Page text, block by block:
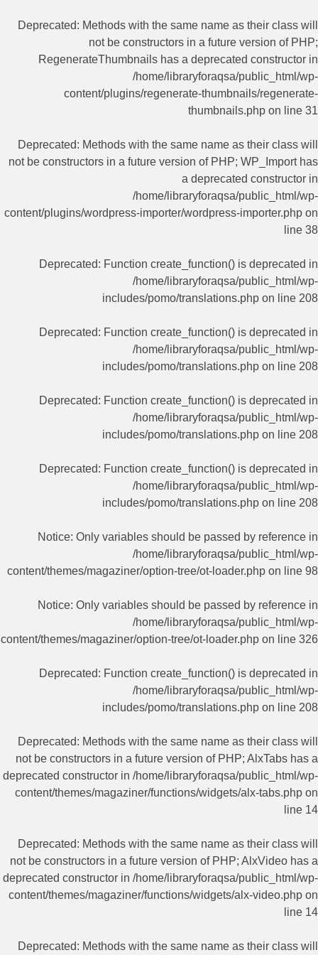
Deprecated: Methods with the same name as their class will
not be constructors in a future version of PHP;
RegenerateThumbnails has a deprecated constructor in
/home/libraryforaqsa/public_html/wp-
content/plugins/regenerate-thumbnails/regenerate-
thumbnails.php on line 31
Deprecated: Methods with the same name as their class will
not be constructors in a future version of PHP; WP_Import has
a deprecated constructor in
/home/libraryforaqsa/public_html/wp-
content/plugins/wordpress-importer/wordpress-importer.php on
line 38
Deprecated: Function create_function() is deprecated in
/home/libraryforaqsa/public_html/wp-
includes/pomo/translations.php on line 208
Deprecated: Function create_function() is deprecated in
/home/libraryforaqsa/public_html/wp-
includes/pomo/translations.php on line 208
Deprecated: Function create_function() is deprecated in
/home/libraryforaqsa/public_html/wp-
includes/pomo/translations.php on line 208
Deprecated: Function create_function() is deprecated in
/home/libraryforaqsa/public_html/wp-
includes/pomo/translations.php on line 208
Notice: Only variables should be passed by reference in
/home/libraryforaqsa/public_html/wp-
content/themes/magaziner/option-tree/ot-loader.php on line 98
Notice: Only variables should be passed by reference in
/home/libraryforaqsa/public_html/wp-
content/themes/magaziner/option-tree/ot-loader.php on line 326
Deprecated: Function create_function() is deprecated in
/home/libraryforaqsa/public_html/wp-
includes/pomo/translations.php on line 208
Deprecated: Methods with the same name as their class will
not be constructors in a future version of PHP; AlxTabs has a
deprecated constructor in /home/libraryforaqsa/public_html/wp-
content/themes/magaziner/functions/widgets/alx-tabs.php on
line 14
Deprecated: Methods with the same name as their class will
not be constructors in a future version of PHP; AlxVideo has a
deprecated constructor in /home/libraryforaqsa/public_html/wp-
content/themes/magaziner/functions/widgets/alx-video.php on
line 14
Deprecated: Methods with the same name as their class will